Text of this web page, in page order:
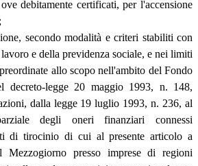
debitamente certificati, per l'accensione
secondo modalità e criteri stabiliti con
e della previdenza sociale, e nei limiti
allo scopo nell'ambito del Fondo
legge 20 maggio 1993, n. 148,
dalla legge 19 luglio 1993, n. 236, al
degli oneri finanziari connessi
di tirocinio di cui al presente articolo a
presso imprese di regioni